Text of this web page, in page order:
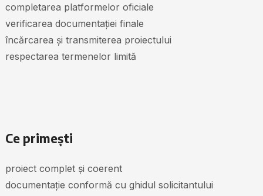
completarea platformelor oficiale
verificarea documentației finale
încărcarea și transmiterea proiectului
respectarea termenelor limită
Ce primești
proiect complet și coerent
documentație conformă cu ghidul solicitantului